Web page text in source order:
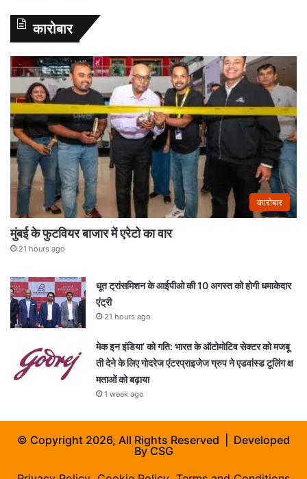
कारोबार
कारोबार
मुंबई के फुटवियर बाजार में एरेटो का वार
21 hours ago
धूत ट्रांसमिशन के आईपीओ की 10 अगस्त को होगी धमाकेदार
एंट्री
21 hours ago
मेक इन इंडिया’ को गति: भारत के ऑटोमोटिव सेक्टर को मजबू
ती देने के लिए गोदरेज एंटरप्राइजेज ग्रुप ने एडवांस्ड टूलिंग क्ष
मताओं को बढ़ाया
1 week ago
© Copyright 2026, All Rights Reserved | Developed
ByCSG